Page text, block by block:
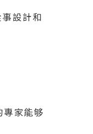
設計和
家能够